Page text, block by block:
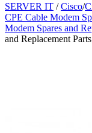
SERVER IT / Cisco/
CPE Cable Modem
Modem Spares and
and Replacement